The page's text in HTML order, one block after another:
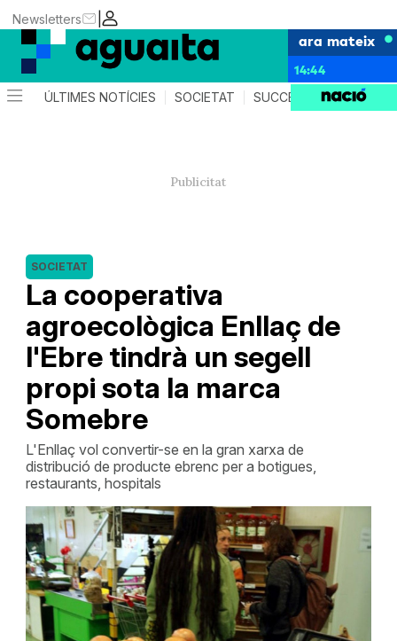
|
Newsletters
ara mateix
14:44
ÚLTIMES NOTÍCIES SOCIETAT SUCCESSOS AGENDA
La cooperativa
agroecològica Enllaç de
l'Ebre tindrà un segell
propi sota la marca
Somebre
SOCIETAT
L'Enllaç vol convertir-se en la gran xarxa de
distribució de producte ebrenc per a botigues,
restaurants, hospitals